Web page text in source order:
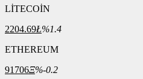
LİTECOİN
2204.69Ł%1.4
ETHEREUM
91706Ξ%-0.2